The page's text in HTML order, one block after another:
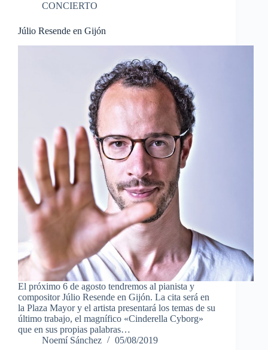
CONCIERTO
Júlio Resende en Gijón
El próximo 6 de agosto tendremos al pianista y
compositor Júlio Resende en Gijón. La cita será en
la Plaza Mayor y el artista presentará los temas de su
último trabajo, el magnífico «Cinderella Cyborg»
que en sus propias palabras…
Noemí Sánchez
05/08/2019